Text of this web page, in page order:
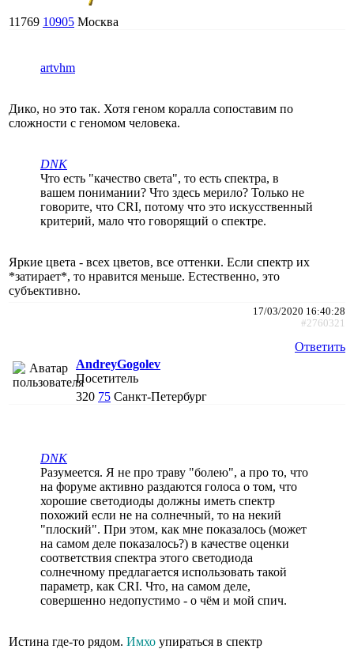
11769 10905 Москва
artvhm
Дико, но это так. Хотя геном коралла сопоставим по
сложности с геномом человека.
DNK
Что есть "качество света", то есть спектра, в
вашем понимании? Что здесь мерило? Только не
говорите, что CRI, потому что это искусственный
критерий, мало что говорящий о спектре.
Яркие цвета - всех цветов, все оттенки. Если спектр их
*затирает*, то нравится меньше. Естественно, это
субъективно.
17/03/2020 16:40:28
#2760321
Ответить
AndreyGogolev
Посетитель
320 75 Санкт-Петербург
DNK
Разумеется. Я не про траву "болею", а про то, что
на форуме активно раздаются голоса о том, что
хорошие светодиоды должны иметь спектр
похожий если не на солнечный, то на некий
"плоский". При этом, как мне показалось (может
на самом деле показалось?) в качестве оценки
соответствия спектра этого светодиода
солнечному предлагается использовать такой
параметр, как CRI. Что, на самом деле,
совершенно недопустимо - о чём и мой спич.
Истина где-то рядом. Имхо упираться в спектр